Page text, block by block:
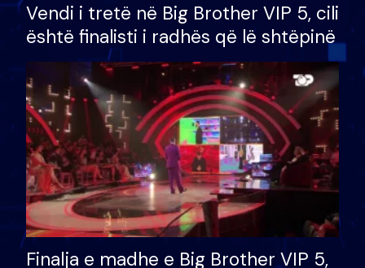
Vendi i tretë në Big Brother VIP 5, cili
është finalisti i radhës që lë shtëpinë
Finalja e madhe e Big Brother VIP 5,